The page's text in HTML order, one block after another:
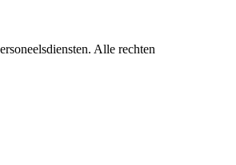
Alle rechten